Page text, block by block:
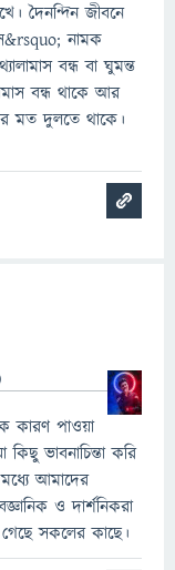
দৈনন্দিন জীবনে
নামক
বন্ধ বা ঘুমন্ত
বন্ধ থাকে আর
মত দুলতে থাকে।
কারণ পাওয়া
ভাবনাচিন্তা করি
আমাদের
ও দার্শনিকরা
সকলের কাছে।